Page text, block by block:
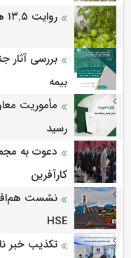
روایت ۱۳.۵ همت ارزش‌آفرینی در فولادمبارکه
بررسی آثار
بیمه
مأموریت
رسید
دعوت به
کارآفرین
نشست
HSE
تکذیب خبر